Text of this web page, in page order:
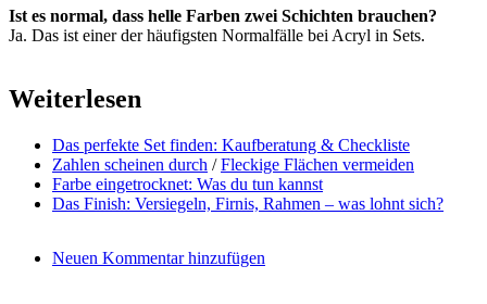
Ist es normal, dass helle Farben zwei Schichten brauchen?
Ja. Das ist einer der häufigsten Normalfälle bei Acryl in Sets.
Weiterlesen
Das perfekte Set finden: Kaufberatung & Checkliste
Zahlen scheinen durch /Fleckige Flächen vermeiden
Farbe eingetrocknet: Was du tun kannst
Das Finish: Versiegeln, Firnis, Rahmen – was lohnt sich?
Neuen Kommentar hinzufügen